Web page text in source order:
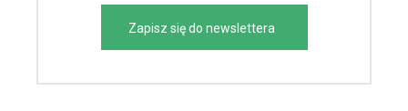
Zapisz się do newslettera